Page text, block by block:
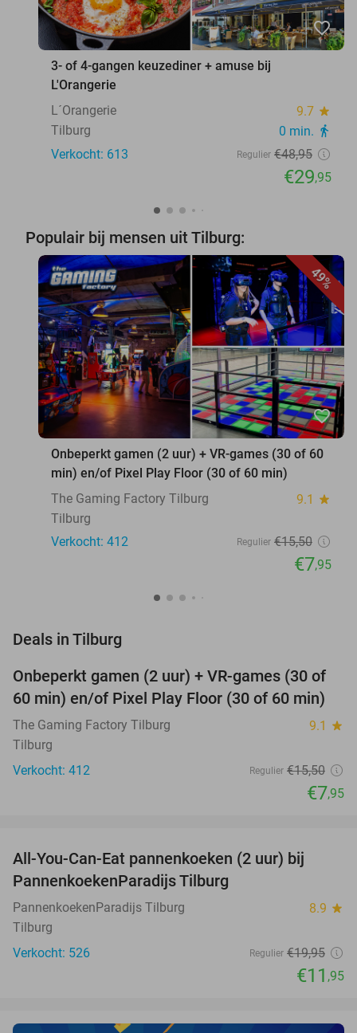
favorite_border
3- of 4-gangen keuzediner + amuse bij
L'Orangerie
L´Orangerie
9.7 star
Tilburg 0 min. directions_walk
Verkocht: 613 Regulier €48,95
€29,95
Populair bij mensen uit Tilburg:
49%
favorite_border
Onbeperkt gamen (2 uur) + VR-games (30 of 60
min) en/of Pixel Play Floor (30 of 60 min)
The Gaming Factory Tilburg
9.1 star
Tilburg
Verkocht: 412
Regulier €15,50
€7,95
Deals in Tilburg
49%
Onbeperkt gamen (2 uur) + VR-games (30 of
60 min) en/of Pixel Play Floor (30 of 60 min)
The Gaming Factory Tilburg 9.1 star
Tilburg
Verkocht: 412
Regulier €15,50
€7,95
All-You-Can-Eat pannenkoeken (2 uur) bij
PannenkoekenParadijs Tilburg
PannenkoekenParadijs Tilburg 8.9 star
Tilburg
Verkocht: 526
Regulier €19,95
€11 ,95